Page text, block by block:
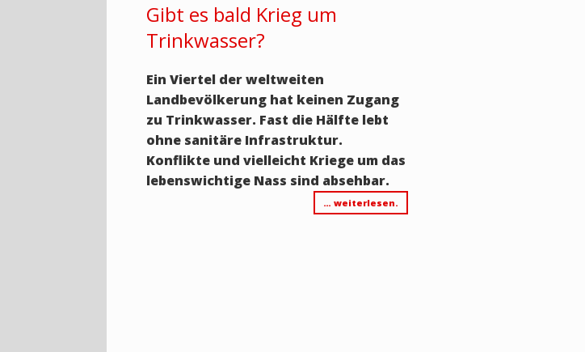
Gibt es bald Krieg um
Trinkwasser?
Ein Viertel der weltweiten
Landbevölkerung hat keinen Zugang
zu Trinkwasser. Fast die Hälfte lebt
ohne sanitäre Infrastruktur.
Konflikte und vielleicht Kriege um das
lebenswichtige Nass sind absehbar.
… weiterlesen.